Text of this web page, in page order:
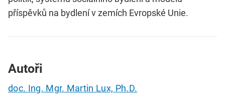
příspěvků na bydlení v zemích Evropské Unie.
Autoři
doc. Ing. Mgr. Martin Lux, Ph.D.